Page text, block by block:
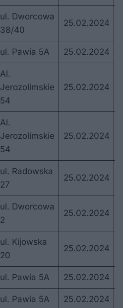
ul. Dworcowa
38/40
25.02.2024
ul. Pawia 5A 25.02.2024
Al.
Jerozolimskie
54
25.02.2024
Al.
Jerozolimskie
54
25.02.2024
ul. Radowska
27
25.02.2024
ul. Dworcowa
2
25.02.2024
ul. Kijowska
20
25.02.2024
ul. Pawia 5A 25.02.2024
ul. Pawia 5A 25.02.2024